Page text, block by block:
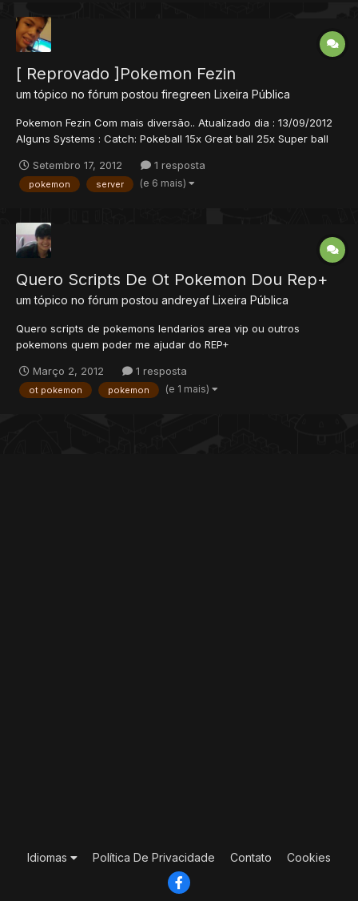
[ Reprovado ]Pokemon Fezin
um tópico no fórum postou firegreen Lixeira Pública
Pokemon Fezin Com mais diversão.. Atualizado dia : 13/09/2012
Alguns Systems : Catch: Pokeball 15x Great ball 25x Super ball
Npc Nick 100% GoBack 100% Passive System 100% Os Pokemon
chegam até o level 130!!...
Setembro 17, 2012 1 resposta
pokemon server (e 6 mais)
Quero Scripts De Ot Pokemon Dou Rep+
um tópico no fórum postou andreyaf Lixeira Pública
Quero scripts de pokemons lendarios area vip ou outros
pokemons quem poder me ajudar do REP+
Março 2, 2012 1 resposta
ot pokemon pokemon (e 1 mais)
Idiomas Política De Privacidade Contato Cookies